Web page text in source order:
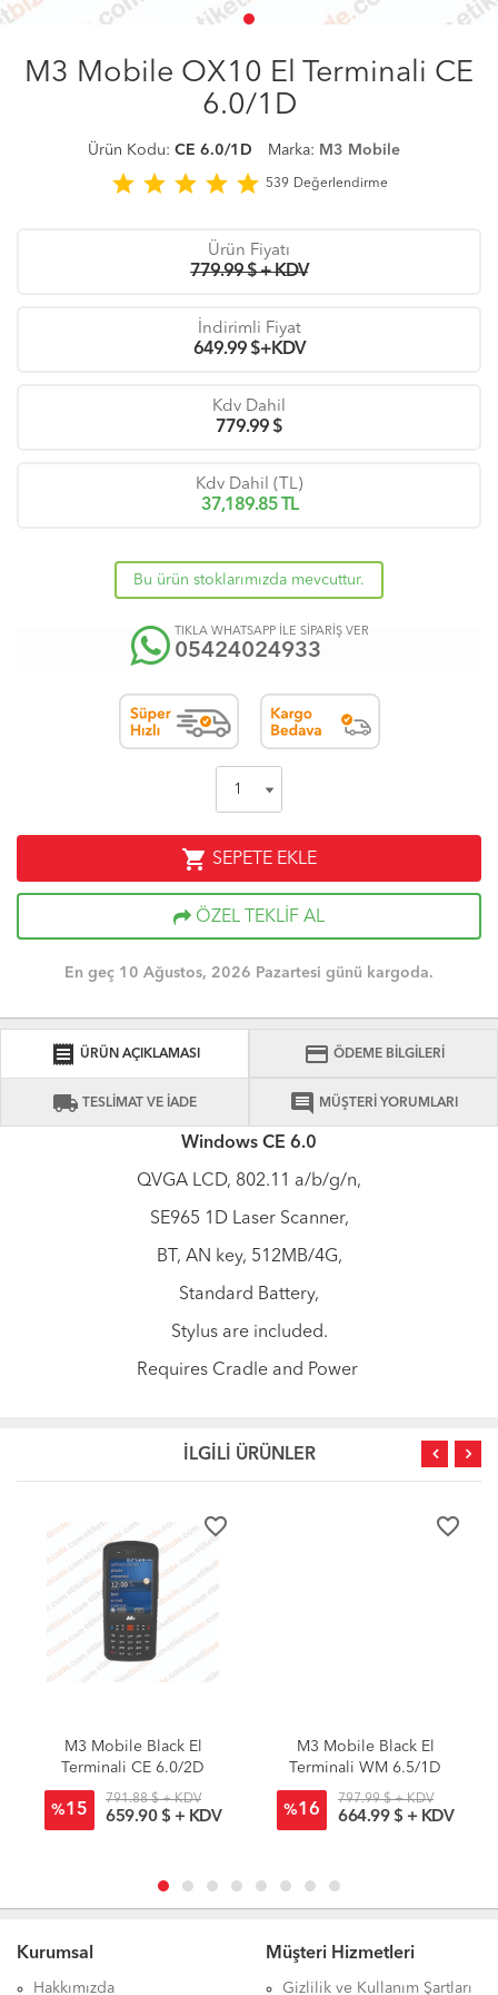
M3 Mobile OX10 El Terminali CE
6.0/1D
Ürün Kodu: CE 6.0/1D Marka: M3 Mobile
star star star star star 539 Değerlendirme
Ürün Fiyatı
779.99 $ + KDV
İndirimli Fiyat
649.99 $+KDV
Kdv Dahil
779.99 $
Kdv Dahil (TL)
37,189.85TL
Bu ürün stoklarımızda mevcuttur.
TIKLA WHATSAPP İLE SİPARİŞ VER
05424024933
shopping_cart SEPETE EKLE
ÖZEL TEKLİF AL
En geç 10 Ağustos, 2026 Pazartesi günü kargoda.
receipt ÜRÜN AÇIKLAMASI credit_card ÖDEME BİLGİLERİ
local_shipping TESLİMAT VE İADE comment MÜŞTERİ YORUMLARI
Windows CE 6.0
QVGA LCD, 802.11 a/b/g/n,
SE965 1D Laser Scanner,
BT, AN key, 512MB/4G,
Standard Battery,
Stylus are included.
Requires Cradle and Power
İLGİLİ ÜRÜNLER
favorite_border
M3 Mobile Black El
Terminali CE 6.0/2D
%15
791.88 $ + KDV
659.90 $ + KDV
favorite_border
M3 Mobile Black El
Terminali WM 6.5/1D
%16
797.99 $ + KDV
664.99 $ + KDV
Kurumsal
Hakkımızda
Müşteri Hizmetleri
Gizlilik ve Kullanım Şartları